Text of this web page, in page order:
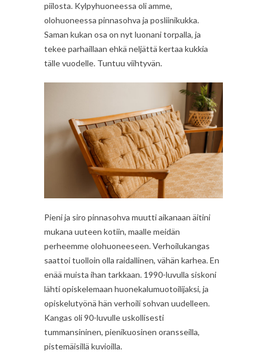
piilosta. Kylpyhuoneessa oli amme,
olohuoneessa pinnasohva ja posliinikukka.
Saman kukan osa on nyt luonani torpalla, ja
tekee parhaillaan ehkä neljättä kertaa kukkia
tälle vuodelle. Tuntuu viihtyvän.
Pieni ja siro pinnasohva muutti aikanaan äitini
mukana uuteen kotiin, maalle meidän
perheemme olohuoneeseen. Verhoilukangas
saattoi tuolloin olla raidallinen, vähän karhea. En
enää muista ihan tarkkaan. 1990-luvulla siskoni
lähti opiskelemaan huonekalumuotoilijaksi, ja
opiskelutyönä hän verhoili sohvan uudelleen.
Kangas oli 90-luvulle uskollisesti
tummansininen, pienikuosinen oransseilla,
pistemäisillä kuvioilla.